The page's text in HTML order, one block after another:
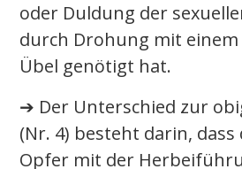
oder Duldung der
durch Drohung mit
Übel genötigt hat.
➔ Der Unterschied zur
(Nr. 4) besteht darin, dass
Opfer mit der